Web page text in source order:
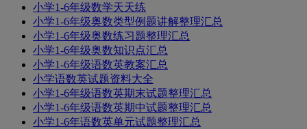
小学1-6年级数学天天练
小学1-6年级奥数类型例题讲解整理汇总
小学1-6年级奥数练习题整理汇总
小学1-6年级奥数知识点汇总
小学1-6年级语数英教案汇总
小学语数英试题资料大全
小学1-6年级语数英期末试题整理汇总
小学1-6年级语数英期中试题整理汇总
小学1-6年语数英单元试题整理汇总